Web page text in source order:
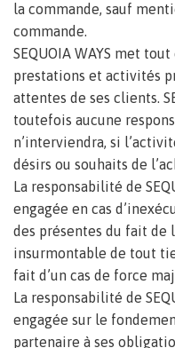
la commande, sauf
commande.
SEQUOIA WAYS met
prestations et activités
attentes de ses clients.
toutefois aucune
n’interviendra, si
désirs ou souhaits de
La responsabilité de
engagée en cas
des présentes du fait de
insurmontable de tout
fait d’un cas de force
La responsabilité de
engagée sur le
partenaire à ses